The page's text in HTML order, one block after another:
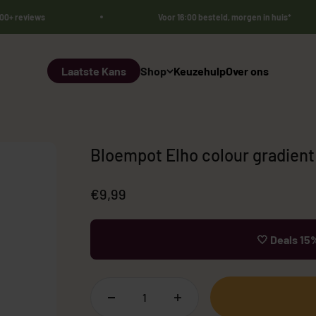
reviews Voor 16:00 besteld, morgen in huis*
Laatste Kans Shop KeuzehulpOver ons
Bloempot Elho colour
Aanbiedingsprijs
€9,99
🤍 Deals